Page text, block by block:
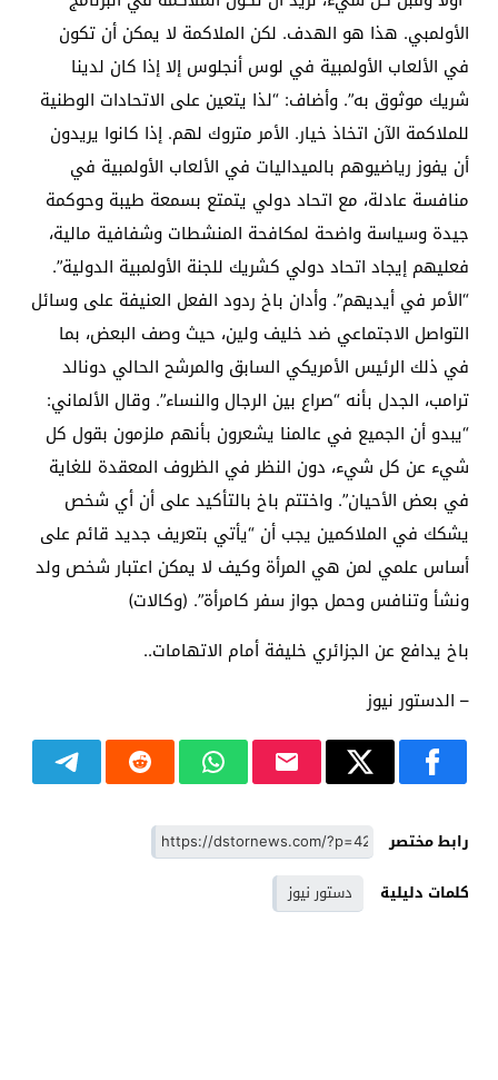
الأولمبي. هذا هو الهدف. لكن الملاكمة لا يمكن أن تكون
في الألعاب الأولمبية في لوس أنجلوس إلا إذا كان لدينا
شريك موثوق به”. وأضاف: “لذا يتعين على الاتحادات الوطنية
للملاكمة الآن اتخاذ خيار. الأمر متروك لهم. إذا كانوا يريدون
أن يفوز رياضيوهم بالميداليات في الألعاب الأولمبية في
منافسة عادلة، مع اتحاد دولي يتمتع بسمعة طيبة وحوكمة
جيدة وسياسة واضحة لمكافحة المنشطات وشفافية مالية،
فعليهم إيجاد اتحاد دولي كشريك للجنة الأولمبية الدولية”.
“الأمر في أيديهم”. وأدان باخ ردود الفعل العنيفة على وسائل
التواصل الاجتماعي ضد خليف ولين، حيث وصف البعض، بما
في ذلك الرئيس الأمريكي السابق والمرشح الحالي دونالد
ترامب، الجدل بأنه “صراع بين الرجال والنساء”. وقال الألماني:
“يبدو أن الجميع في عالمنا يشعرون بأنهم ملزمون بقول كل
شيء عن كل شيء، دون النظر في الظروف المعقدة للغاية
في بعض الأحيان”. واختتم باخ بالتأكيد على أن أي شخص
يشكك في الملاكمين يجب أن “يأتي بتعريف جديد قائم على
أساس علمي لمن هي المرأة وكيف لا يمكن اعتبار شخص ولد
ونشأ وتنافس وحمل جواز سفر كامرأة”. (وكالات)
باخ يدافع عن الجزائري خليفة أمام الاتهامات..
– الدستور نيوز
رابط مختصر
كلمات دليلية
دستور نيوز